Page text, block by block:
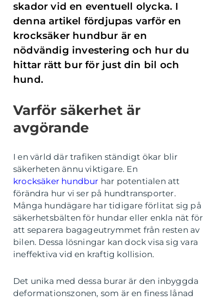
skador vid en eventuell olycka. I
denna artikel fördjupas varför en
krocksäker hundbur är en
nödvändig investering och hur du
hittar rätt bur för just din bil och
hund.
Varför säkerhet är
avgörande
I en värld där trafiken ständigt ökar blir
säkerheten ännu viktigare. En
krocksäker hundbur har potentialen att
förändra hur vi ser på hundtransporter.
Många hundägare har tidigare förlitat sig på
säkerhetsbälten för hundar eller enkla nät för
att separera bagageutrymmet från resten av
bilen. Dessa lösningar kan dock visa sig vara
ineffektiva vid en kraftig kollision.
Det unika med dessa burar är den inbyggda
deformationszonen, som är en finess lånad